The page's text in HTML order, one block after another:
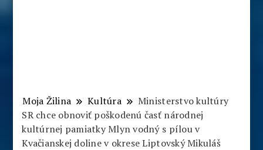
Moja Žilina Kultúra
Ministerstvo kultúry
SR chce obnoviť poškodenú časť národnej
kultúrnej pamiatky Mlyn vodný s pílou v
Kvačianskej doline v okrese Liptovský Mikuláš